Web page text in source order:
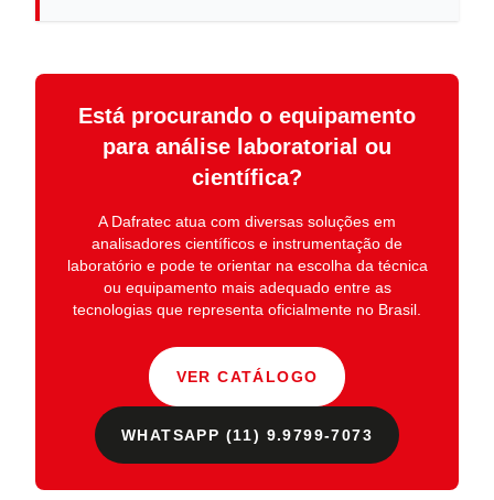
Está procurando o equipamento
para análise laboratorial ou
científica?
A Dafratec atua com diversas soluções em
analisadores científicos e instrumentação de
laboratórioe pode te orientar na escolha da técnica
ou equipamento mais adequado entre as
tecnologias que representa oficialmente no Brasil.
VER CATÁLOGO
WHATSAPP (11) 9.9799-7073